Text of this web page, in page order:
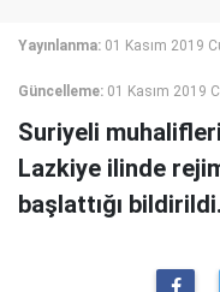
Yayınlanma: 01 Kasım 2019
Güncelleme: 01 Kasım 2019
Suriyeli
Lazkiye ilinde
başlattığı bildirildi.